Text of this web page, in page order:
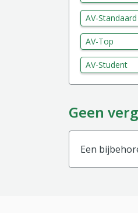
AV-Standaard
AV-Top
AV-Student
Geen
Een